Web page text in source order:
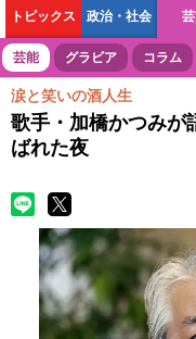
トピックス 政治・社会
ボートレース 競輪 オ
芸能 グラビア コラム
涙と笑いの酒人生
歌手・加橋かつみが
ばれた夜